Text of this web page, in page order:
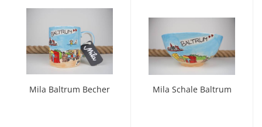
Mila Baltrum Becher Mila Schale Baltrum